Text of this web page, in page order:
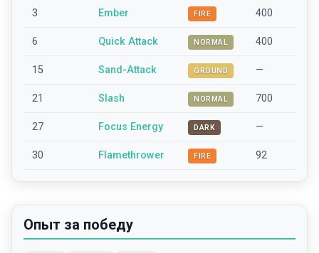
3 Ember FIRE 400
6 Quick Attack NORMAL 400
15 Sand-Attack GROUND —
21 Slash NORMAL 700
27 Focus Energy DARK —
30 Flamethrower FIRE 92
Опыт за победу